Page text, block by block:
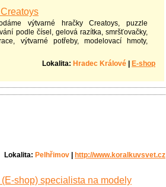
výtvarné hračky Creatoys, puzzle
podle čísel, gelová razítka, smršťovačky,
výtvarné potřeby, modelovací hmoty,
Lokalita: Hradec Králové E-shop
Lokalita: Pelhřimov http://www.koralkuvsvet.cz
shop) specialista na modely